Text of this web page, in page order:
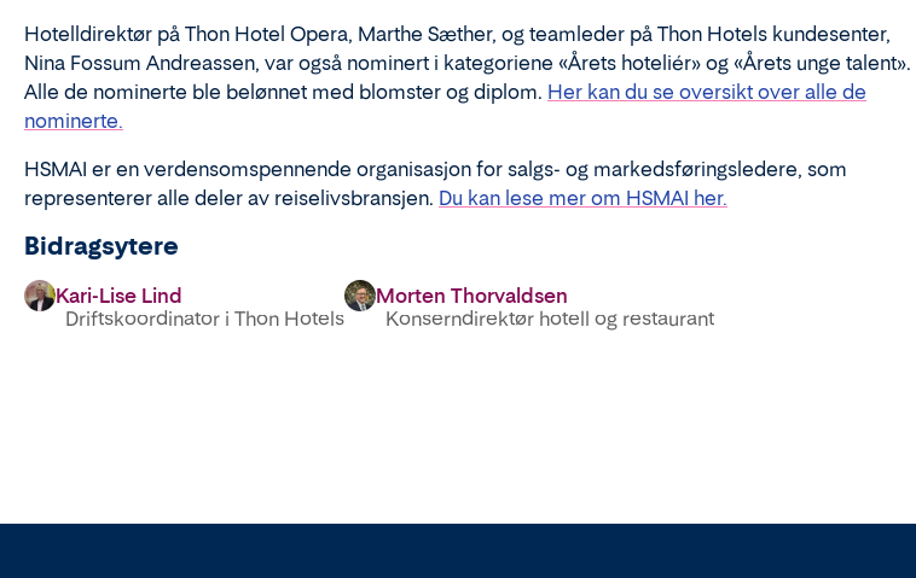
Hotelldirektør på Thon Hotel Opera, Marthe Sæther, og teamleder på Thon Hotels kundesenter,
Nina Fossum Andreassen, var også nominert i kategoriene «Årets hoteliér» og «Årets unge talent».
Alle de nominerte ble belønnet med blomster og diplom. Her kan du se oversikt over alle de
nominerte.
HSMAI er en verdensomspennende organisasjon for salgs- og markedsføringsledere, som
representerer alle deler av reiselivsbransjen. Du kan lese mer om HSMAI her.
Bidragsytere
Kari-Lise Lind
Driftskoordinator i Thon Hotels
Morten Thorvaldsen
Konserndirektør hotell og restaurant